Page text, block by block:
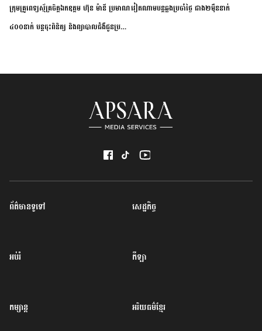
ក្រុមគ្រូពេទ្យស្ម័គ្រចិត្តឯកឧត្តម ហ៊ុន ម៉ានី ប្រមាណ
៤០០នាក់ បន្តចុះពិនិត្យ និងព្យាបាលជំងឺជូនប្រជា
វៀតណាម​បន្ត​ឆ្លង​ប្រចាំថ្ងៃ​ ​ជាង​២​ម៉ឺន​នាក់​
ព័ត៌មានទូទៅ សេដ្ឋកិច្ច
អប់រំ កីឡា
កម្សាន្ត អរិយធម៌ខ្មែរ